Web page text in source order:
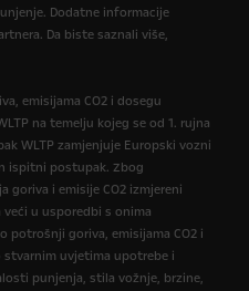
Dodatne informacije
Da biste saznali više,
emisijama CO2 i dosegu
na temelju kojeg se od 1. rujna
WLTP zamjenjuje Europski vozni
ispitni postupak. Zbog
i emisije CO2 izmjereni
u usporedbi s onima
potrošnji goriva, emisijama CO2 i
uvjetima upotrebe i
punjenja, stila vožnje, brzine,